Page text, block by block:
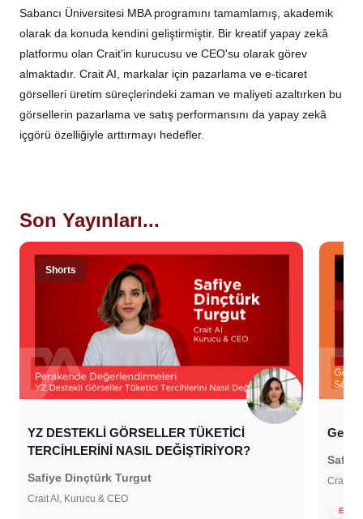
Sabancı Üniversitesi MBA programını tamamlamış, akademik
olarak da konuda kendini geliştirmiştir. Bir kreatif yapay zekâ
platformu olan Crait'in kurucusu ve CEO'su olarak görev
almaktadır. Crait AI, markalar için pazarlama ve e-ticaret
görselleri üretim süreçlerindeki zaman ve maliyeti azaltırken bu
görsellerin pazarlama ve satış performansını da yapay zekâ
içgörü özelliğiyle arttırmayı hedefler.
Son Yayınları...
Shorts
YZ DESTEKLİ GÖRSELLER TÜKETİCİ
TERCİHLERİNİ NASIL DEĞİŞTİRİYOR?
Safiye Dinçtürk Turgut
Crait AI, Kurucu & CEO
Crait
E-